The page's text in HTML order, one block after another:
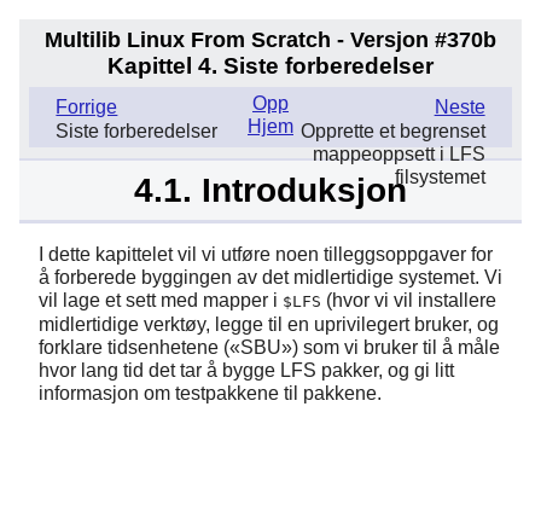
Multilib Linux From Scratch - Versjon #370b
Kapittel 4. Siste forberedelser
Forrige
Siste forberedelser
Neste
Opprette et begrenset
mappeoppsett i LFS
filsystemet
Opp
Hjem
4.1. Introduksjon
I dette kapittelet vil vi utføre noen tilleggsoppgaver for
å forberede byggingen av det midlertidige systemet. Vi
vil lage et sett med mapper i $LFS (hvor vi vil installere
midlertidige verktøy, legge til en uprivilegert bruker, og
forklare tidsenhetene («SBU») som vi bruker til å måle
hvor lang tid det tar å bygge LFS pakker, og gi litt
informasjon om testpakkene til pakkene.